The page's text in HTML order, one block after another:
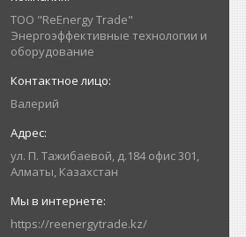
ТОО "ReEnergy Trade"
Энергоэффективные технологии и
оборудование
Валерий
ул. П. Тажибаевой, д.184 офис 301,
Алматы, Казахстан
https://reenergytrade.kz/